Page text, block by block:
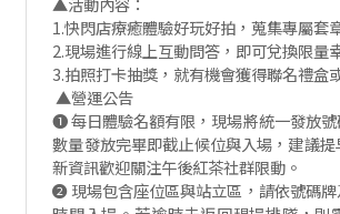
1.快閃店療癒體驗好玩好拍，蒐集專屬套
2.現場進行線上互動問答，即可兌換限量
3.拍照打卡抽獎，就有機會獲得聯名禮盒
▲營運公告
❶ 每日體驗名額有限，現場將統一發放
數量發放完畢即截止候位與入場，建議
新資訊歡迎關注午後紅茶社群限動。
❷ 現場包含座位區與站立區，請依號碼